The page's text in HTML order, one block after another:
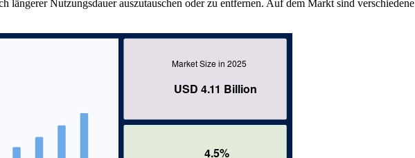
längerer Nutzungsdauer auszutauschen oder zu entfernen. Auf dem Markt sind verschiedene